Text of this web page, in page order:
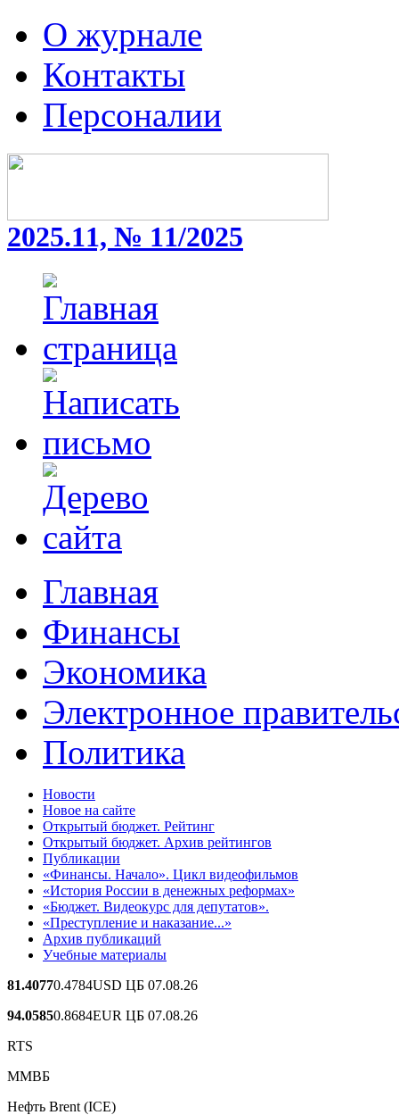
О журнале
Контакты
Персоналии
2025.11, № 11/2025
Главная
Финансы
Экономика
Электронное
Политика
Новости
Новое на сайте
Открытый бюджет. Рейтинг
Открытый бюджет. Архив рейтингов
Публикации
«Финансы. Начало». Цикл видеофильмов
«История России в денежных реформах»
«Бюджет. Видеокурс для депутатов».
«Преступление и наказание...»
Архив публикаций
Учебные материалы
81.40770.4784USD ЦБ 07.08.26
94.05850.8684EUR ЦБ 07.08.26
RTS
ММВБ
Нефть Brent (ICE)